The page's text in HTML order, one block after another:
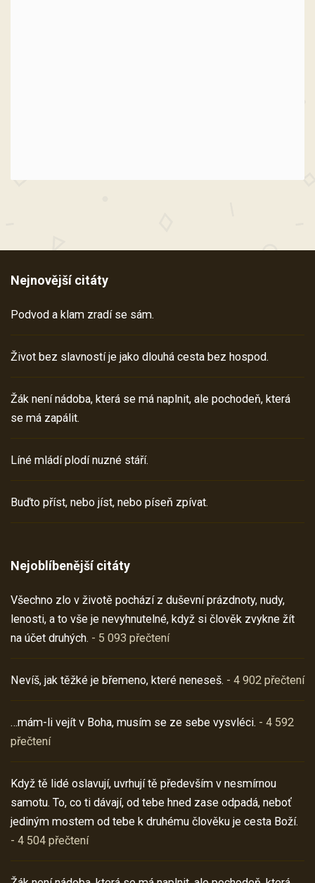
Nejnovější citáty
Podvod a klam zradí se sám.
Život bez slavností je jako dlouhá cesta bez hospod.
Žák není nádoba, která se má naplnit, ale pochodeň, která
se má zapálit.
Líné mládí plodí nuzné stáří.
Buďto příst, nebo jíst, nebo píseň zpívat.
Nejoblíbenější citáty
Všechno zlo v životě pochází z duševní prázdnoty, nudy,
lenosti, a to vše je nevyhnutelné, když si člověk zvykne žít
na účet druhých. - 5 093 přečtení
Nevíš, jak těžké je břemeno, které neneseš. - 4 902 přečtení
…mám-li vejít v Boha, musím se ze sebe vysvléci. - 4 592
přečtení
Když tě lidé oslavují, uvrhují tě především v nesmírnou
samotu. To, co ti dávají, od tebe hned zase odpadá, neboť
jediným mostem od tebe k druhému člověku je cesta Boží.
- 4 504 přečtení